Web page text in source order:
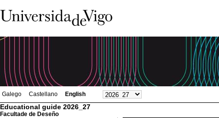
Galego Castellano English
Educational guide 2026_27
Facultade de Deseño